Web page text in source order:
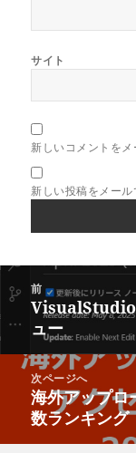
サイト
新しいコメントをメ
新しい投稿をメール
投
稿
ナ
ビ
ン
前
前
の
投
稿:
ュー
次ページへ
次
の
海外アップロ
数ランキング